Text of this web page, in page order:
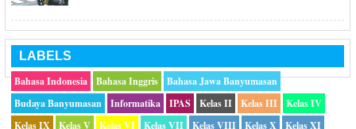
LABELS
Bahasa Indonesia
Bahasa Inggris
Bahasa Jawa Banyumasan
Budaya Banyumasan
Informatika IPAS Kelas II Kelas III
Kelas IV
Kelas IX
Kelas V Kelas VI Kelas VII Kelas VIII Kelas X Kelas XI